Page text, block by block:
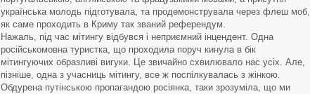
українська молодь підготувала, та продемонструвала через флеш моб,
як саме проходить в Криму так званий референдум.
Нажаль, під час мітингу відбувся і неприємний інцендент. Одна
російськомовна туристка, що проходила поруч кинула в бік
мітингуючих образливі вигуки. Це звичайно схвилювало нас усіх. Але,
пізніше, одна з учасниць мітингу, все ж поспілкувалась з жінкою.
Обдурена путінською пропагандою росіянка, таки зрозуміла, що ми